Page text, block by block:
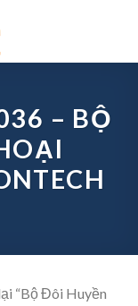
– BỘ
“Bộ Đôi Huyền